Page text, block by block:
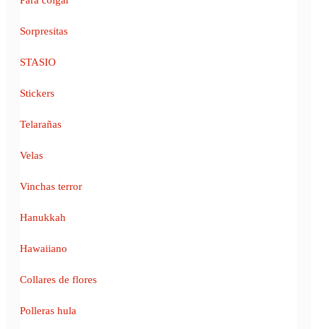
Sorpresitas
STASIO
Stickers
Telarañas
Velas
Vinchas terror
Hanukkah
Hawaiiano
Collares de flores
Polleras hula